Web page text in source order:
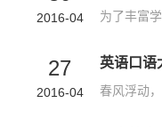
2016-04 为了丰富
27
2016-04
英语口语